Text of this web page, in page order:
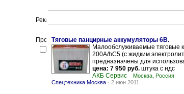
Тяговые панцирные аккумуляторы 6В.
Малообслуживаемые тяговые
200A/hС5 (с жидким
предназначены для
цена: 7 950 руб. штука с ндс
АКБ Сервис
Москва, Россия
Спецтехника Москва - 2 июн 2011